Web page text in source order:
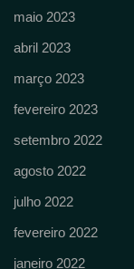
maio 2023
abril 2023
março 2023
fevereiro 2023
setembro 2022
agosto 2022
julho 2022
fevereiro 2022
janeiro 2022